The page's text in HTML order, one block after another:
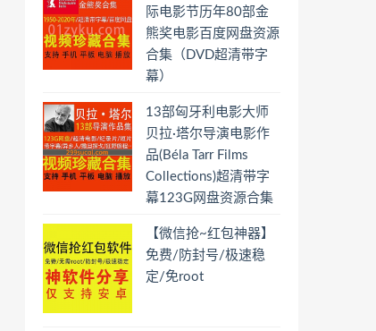
际电影节历年80部金
熊奖电影百度网盘资源
合集（DVD超清带字
幕）
13部匈牙利电影大师
贝拉·塔尔导演电影作
品(Béla Tarr Films
Collections)超清带字
幕123G网盘资源合集
【微信抢~红包神器】
免费/防封号/极速稳
定/免root